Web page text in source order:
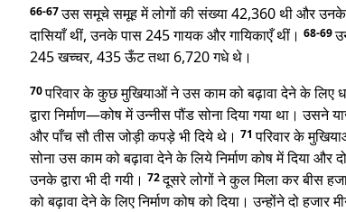
66-67उस समूचे समूह में लोगों की संख्या 42,360 थी और
दासियाँ थीं, उनके पास 245 गायक और गायिकाएँ थीं। 68-69
245 खच्चर, 435 ऊँट तथा 6,720 गधे थे।
70परिवार के कुछ मुखियाओं ने उस काम को बढ़ावा देने के लिए
द्वारा निर्माण—कोष में उन्नीस पौंड सोना दिया गया था।
और पाँच सौ तीस जोड़ी कपड़े भी दिये थे। 71परिवार के
सोना उस काम को बढ़ावा देने के लिये निर्माण कोष में दिया और दो
उनके द्वारा भी दी गयी। 72दूसरे लोगों ने कुल मिला कर बीस
को बढ़ावा देने के लिए निर्माण कोष को दिया। उन्होंने दो हजार